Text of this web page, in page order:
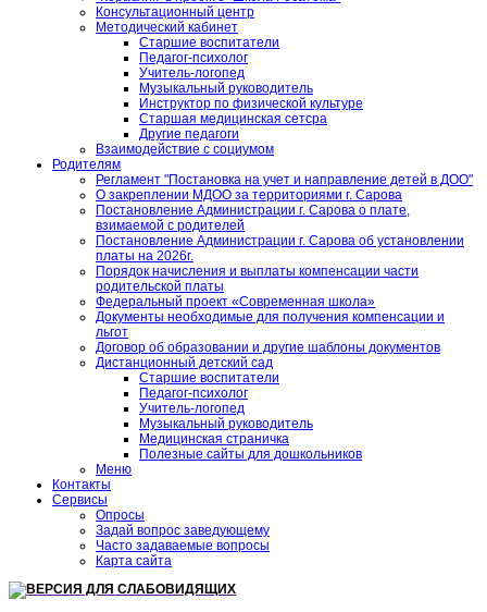
Консультационный центр
Методический кабинет
Старшие воспитатели
Педагог-психолог
Учитель-логопед
Музыкальный руководитель
Инструктор по физической культуре
Старшая медицинская сетсра
Другие педагоги
Взаимодействие с социумом
Родителям
Регламент "Постановка на учет и направление детей в ДОО"
О закреплении МДОО за территориями г. Сарова
Постановление Администрации г. Сарова о плате,
взимаемой с родителей
Постановление Администрации г. Сарова об установлении
платы на 2026г.
Порядок начисления и выплаты компенсации части
родительской платы
Федеральный проект «Современная школа»
Документы необходимые для получения компенсации и
льгот
Договор об образовании и другие шаблоны документов
Дистанционный детский сад
Старшие воспитатели
Педагог-психолог
Учитель-логопед
Музыкальный руководитель
Медицинская страничка
Полезные сайты для дошкольников
Меню
Контакты
Сервисы
Опросы
Задай вопрос заведующему
Часто задаваемые вопросы
Карта сайта
ВЕРСИЯ ДЛЯ СЛАБОВИДЯЩИХ